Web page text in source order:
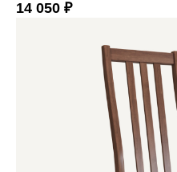
14 050 ₽